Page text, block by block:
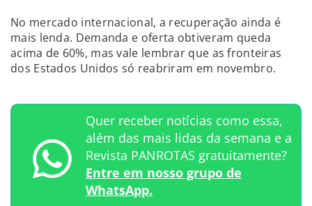
No mercado internacional, a recuperação ainda é
mais lenda. Demanda e oferta obtiveram queda
acima de 60%, mas vale lembrar que as fronteiras
dos Estados Unidos só reabriram em novembro.
Quer receber notícias como essa,
além das mais lidas da semana e a
Revista PANROTAS gratuitamente?
Entre em nosso grupo de
WhatsApp.